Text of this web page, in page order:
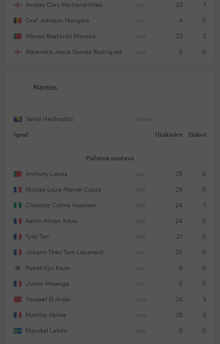
Ainsley Cory Maitland-Niles vez. 23 1
Orel Johnson Mangala vez. 6 0
Afonso Bastardo Moreira nap. 22 2
Alejandro Jesús Gomes Rodríguez nap. 0 0
Nantes
Vahid Halilhodžić trener
Igrač Utakmice Golovi
Početna postava
Anthony Lopes gol. 25 0
Nicolas Louis Marcel Cozza def. 26 0
Chidozie Collins Awaziem def. 24 1
Kelvin Amian Adou def. 24 0
Tylel Tati def. 21 0
Johann Théo Tom Lepenant vez. 20 0
Hyeok-Kyu Kwon vez. 0 0
Junior Mwanga vez. 0 0
Youssef El-Arabi nap. 26 3
Matthis Abline nap. 25 5
Mayckel Lahdo nap. 0 0